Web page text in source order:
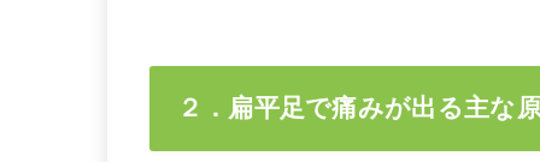
２．扁平足で痛みが出る主な